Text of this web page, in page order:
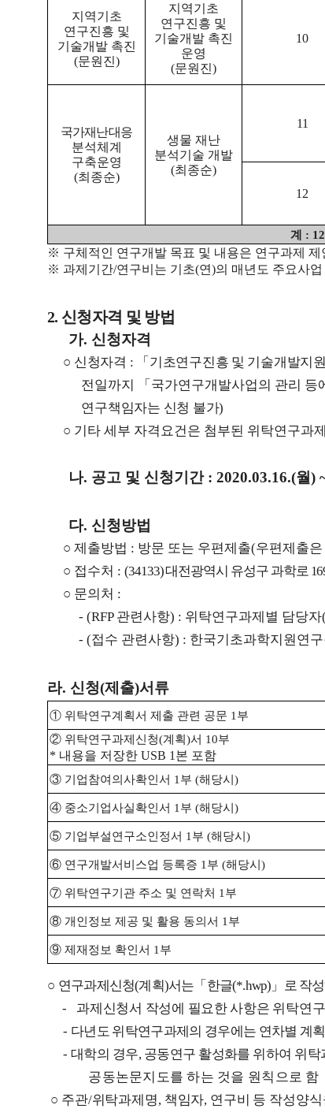
지역기초
연구진흥 및
기술개발 촉진
(문원진)
지역기초
연구진흥 및
기술개발 촉진
운영
(문원진)
10
국가재난대응
분석체계
구축운영
(최종순)
생물 재난
분석기술 개발
(최종순)
11
12
계 : 12
※ 구체적인 연구개발 목표 및 내용은 연구과제 제
※ 과제기간/연구비는 기초(연)의 매년도 주요사
2. 신청자격 및 방법
가. 신청자격
○ 신청자격 : 「 기초연구진흥 및 기술개발지
전일까지
「 국가연구개발사업의 관리 등
연구책임자는 신청 불가)
○ 기타 세부 자격요건은 첨부된 위탁연구과
나. 공고 및 신청기간 : 2020.03.16.(월)
다. 신청방법
○ 제출방법 : 방문 또는 우편제출(우편제출
○ 접수처 : (34133)대전광역시 유성구 과학로
○ 문의처 :
- (RFP 관련사항) : 위탁연구과제별 담당자(
- (접수 관련사항) : 한국기초과학지원연
라. 신청(제출)서류
① 위탁연구계획서 제출 관련 공문 1 부
② 위탁연구과제신청(계획)서 10부
* 내용을 저장한 USB 1 본 포함
③ 기업참여의사확인서 1 부 (해당시 )
④ 중소기업사실확인서 1 부 (해당시 )
⑤ 기업부설연구소인정서 1 부 (해당시 )
⑥ 연구개발서비스업 등록증 1 부 (해당시 )
⑦ 위탁연구기관 주소 및 연락처 1 부
⑧ 개인정보 제공 및 활용 동의서 1 부
⑨ 제재정보 확인서 1 부
○ 연구과제신청(계획)서는 「한글(*.hwp) 」 로 작
- 과제신청서 작성에 필요한 사항은 위탁연
- 다년도 위탁연구과제의 경우에는 연차별 계획
- 대학의 경우, 공동연구 활성화를 위하여 위
공동논문지도를 하는 것을 원칙으로 함
○ 주관/위탁과제명, 책임자, 연구비 등 작성양